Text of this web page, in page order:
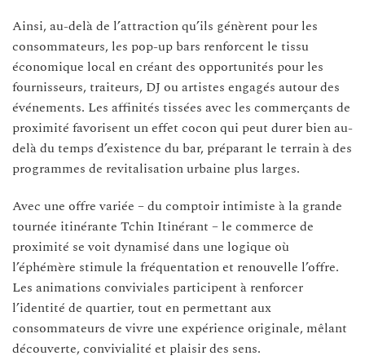
Ainsi, au-delà de l’attraction qu’ils génèrent pour les
consommateurs, les pop-up bars renforcent le tissu
économique local en créant des opportunités pour les
fournisseurs, traiteurs, DJ ou artistes engagés autour des
événements. Les affinités tissées avec les commerçants de
proximité favorisent un effet cocon qui peut durer bien au-
delà du temps d’existence du bar, préparant le terrain à des
programmes de revitalisation urbaine plus larges.
Avec une offre variée – du comptoir intimiste à la grande
tournée itinérante Tchin Itinérant – le commerce de
proximité se voit dynamisé dans une logique où
l’éphémère stimule la fréquentation et renouvelle l’offre.
Les animations conviviales participent à renforcer
l’identité de quartier, tout en permettant aux
consommateurs de vivre une expérience originale, mêlant
découverte, convivialité et plaisir des sens.